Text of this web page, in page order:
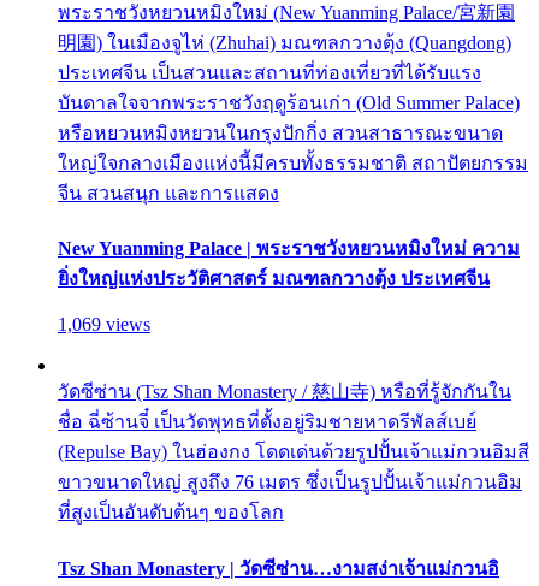
พระราชวังหยวนหมิงใหม่ (New Yuanming Palace/宮新園
明園) ในเมืองจูไห่ (Zhuhai) มณฑลกวางตุ้ง (Quangdong)
ประเทศจีน เป็นสวนและสถานที่ท่องเที่ยวที่ได้รับแรง
บันดาลใจจากพระราชวังฤดูร้อนเก่า (Old Summer Palace)
หรือหยวนหมิงหยวนในกรุงปักกิ่ง สวนสาธารณะขนาด
ใหญ่ใจกลางเมืองแห่งนี้มีครบทั้งธรรมชาติ สถาปัตยกรรม
จีน สวนสนุก และการแสดง
New Yuanming Palace | พระราชวังหยวนหมิงใหม่ ความ
ยิ่งใหญ่แห่งประวัติศาสตร์ มณฑลกวางตุ้ง ประเทศจีน
1,069 views
วัดซีซ่าน (Tsz Shan Monastery / 慈山寺) หรือที่รู้จักกันใน
ชื่อ ฉี่ซ้านจี๋ เป็นวัดพุทธที่ตั้งอยู่ริมชายหาดรีพัลส์เบย์
(Repulse Bay) ในฮ่องกง โดดเด่นด้วยรูปปั้นเจ้าแม่กวนอิมสี
ขาวขนาดใหญ่ สูงถึง 76 เมตร ซึ่งเป็นรูปปั้นเจ้าแม่กวนอิม
ที่สูงเป็นอันดับต้นๆ ของโลก
Tsz Shan Monastery | วัดซีซ่าน…งามสง่าเจ้าแม่กวนอิ